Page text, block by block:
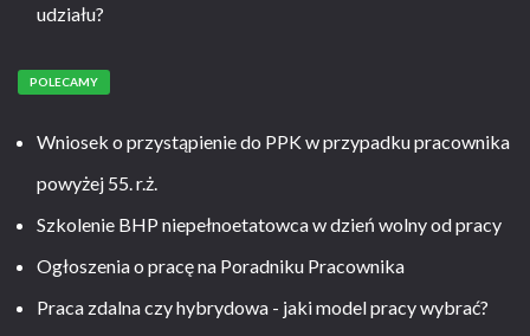
udziału?
POLECAMY
Wniosek o przystąpienie do PPK w przypadku pracownika
powyżej 55. r.ż.
Szkolenie BHP niepełnoetatowca w dzień wolny od pracy
Ogłoszenia o pracę na Poradniku Pracownika
Praca zdalna czy hybrydowa - jaki model pracy wybrać?